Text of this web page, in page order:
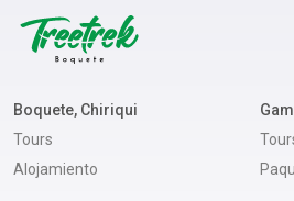
Boquete, Chiriqui
Tours
Alojamiento